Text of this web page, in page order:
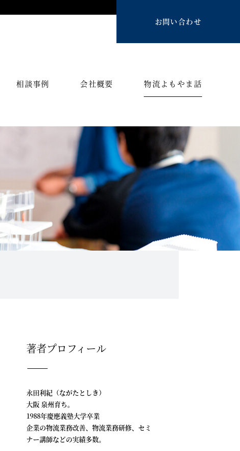
お問い合わせ
相談事例 会社概要 物流よもやま話
著者プロフィール
永田利紀（ながたとしき）
大阪 泉州育ち。
1988年慶應義塾大学卒業
企業の物流業務改善、物流業務研修、セミ
ナー講師などの実績多数。